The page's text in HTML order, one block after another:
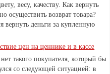
весу, качеству. Как вернуть
осуществить возврат товара?
вернуть деньги за купленную
цен на ценнике и в кассе
такого покупателя, который бы
со следующей ситуацией: в